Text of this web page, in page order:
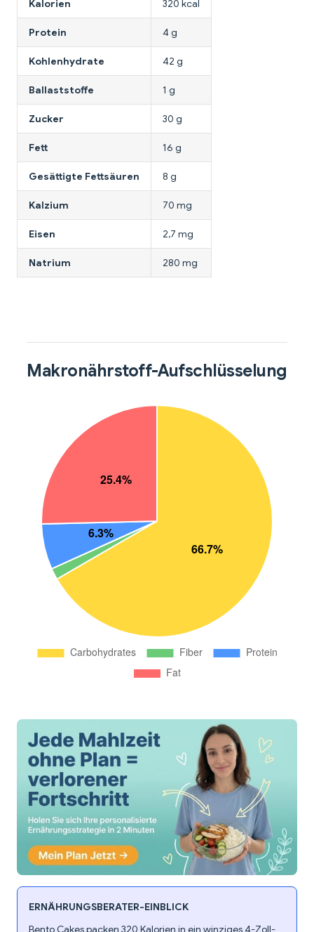
Kalorien 320 kcal
Protein 4 g
Kohlenhydrate 42 g
Ballaststoffe 1 g
Zucker 30 g
Fett 16 g
Gesättigte Fettsäuren 8 g
Kalzium 70 mg
Eisen 2,7 mg
Natrium 280 mg
Makronährstoff-Aufschlüsselung
ERNÄHRUNGSBERATER-EINBLICK
Bento Cakes packen 320 Kalorien in ein winziges 4-Zoll-